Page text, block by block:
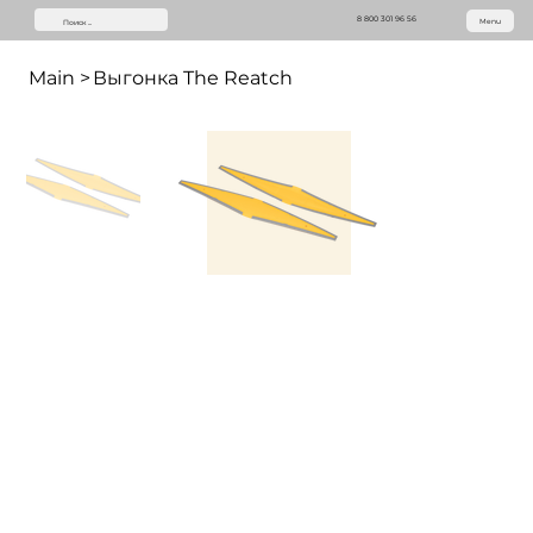
8 800 301 96 56 Menu
Main > Выгонка The Reatch